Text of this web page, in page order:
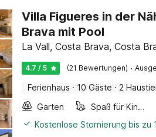
Villa Figueres in der
Brava mit Pool
La Vall, Costa Brava, Costa
4.7 / 5 (21 Bewertungen) ·
Ferienhaus · 10 Gäste · 2
Garten
Spaß für Kinder
Kostenlose Stornierung bis zu